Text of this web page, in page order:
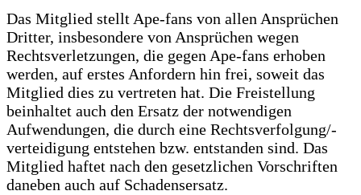
Das Mitglied stellt Ape-fans von allen Ansprüchen
Dritter, insbesondere von Ansprüchen wegen
Rechtsverletzungen, die gegen Ape-fans erhoben
werden, auf erstes Anfordern hin frei, soweit das
Mitglied dies zu vertreten hat. Die Freistellung
beinhaltet auch den Ersatz der notwendigen
Aufwendungen, die durch eine Rechtsverfolgung/-
verteidigung entstehen bzw. entstanden sind. Das
Mitglied haftet nach den gesetzlichen Vorschriften
daneben auch auf Schadensersatz.